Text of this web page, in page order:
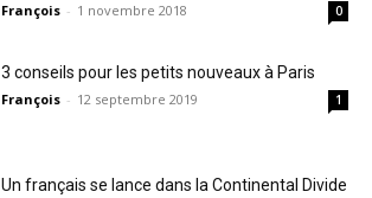
François - 1 novembre 2018 0
3 conseils pour les petits nouveaux à Paris
François - 12 septembre 2019 1
Un français se lance dans la Continental Divide